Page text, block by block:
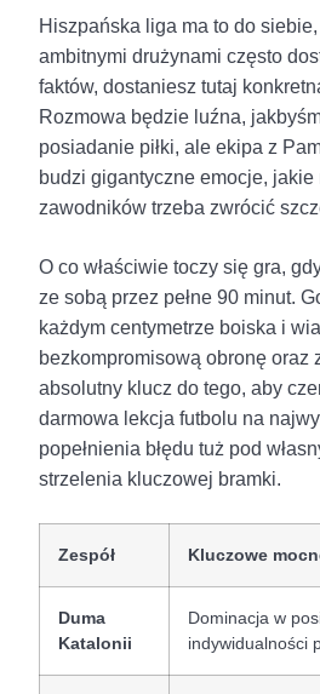
Hiszpańska liga ma to do
ambitnymi drużynami często
faktów, dostaniesz tutaj
Rozmowa będzie luźna,
posiadanie piłki, ale ekipa z
budzi gigantyczne emocje,
zawodników trzeba zwrócić
O co właściwie toczy się gra,
ze sobą przez pełne 90 minut.
każdym centymetrze boiska i
bezkompromisową obronę
absolutny klucz do tego, aby
darmowa lekcja futbolu na
popełnienia błędu tuż pod
strzelenia kluczowej bramki.
Zespół Kluczowe
Duma
Katalonii
Dominacja w
indywidualności